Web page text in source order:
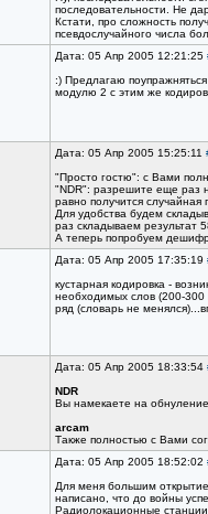
последовательности. Не
Кстати, про сложность
псевдослучайного числа
Дата: 05 Апр 2005 12:21:25
:) Предлагаю
модулю 2 с этим же
Дата: 05 Апр 2005 15:25:11
"Просто гостю": с Вами
"NDR": разрешите еще раз
равно получится случайная
Для удобства будем
раз складываем результат
А теперь попробуем
Дата: 05 Апр 2005 17:35:19
кустарная кодировка -
необходимых слов (200-
ряд (словарь не
Дата: 05 Апр 2005 18:33:54
NDR
Вы намекаете на
arcam
Также полностью с Вами
Дата: 05 Апр 2005 18:52:02
Для меня большим
написано, что до войны
Радиолокационные